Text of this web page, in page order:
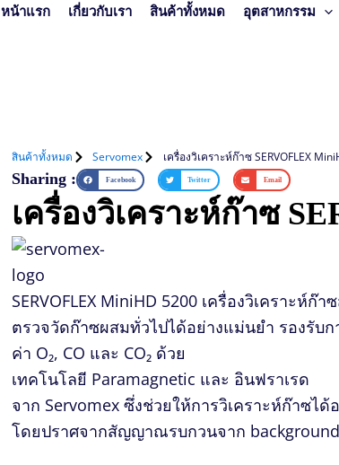
หน้าแรก เกี่ยวกับเรา สินค้าทั้งหมด อุตสาหกรรม
สินค้าทั้งหมด Servomex เครื่องวิเคราะห์ก๊าซ SERVOFLEX
Sharing : Facebook Twitter Email
เครื่องวิเคราะห์ก๊าซ
SERVOFLEX MiniHD 5200 เครื่องวิเคราะห์ก๊า
ตรวจวัดก๊าซผสมทั่วไปได้อย่างแม่นยำ รองรับก
ค่า O₂, CO และ CO₂ ด้วย
เทคโนโลยี Paramagnetic และ อินฟราเรด
จาก Servomexซึ่งช่วยให้การวิเคราะห์ก๊าซได้
โดยปราศจากสัญญาณรบกวนจาก background